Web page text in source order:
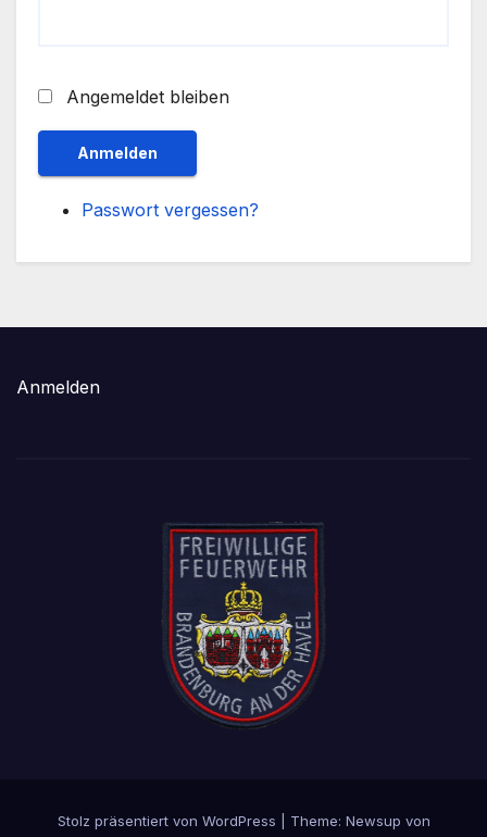
Angemeldet bleiben
Anmelden
Passwort vergessen?
Anmelden
Stolz präsentiert von WordPress Theme: Newsup von